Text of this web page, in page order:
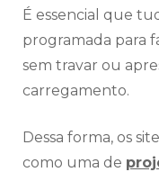
É essencial que
programada para
sem travar ou
carregamento.
Dessa forma, os
como uma de